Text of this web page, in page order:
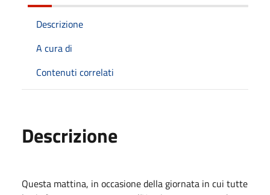
Descrizione
A cura di
Contenuti correlati
Descrizione
Questa mattina, in occasione della giornata in cui tutte